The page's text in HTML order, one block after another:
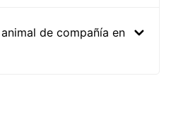
de compañía en